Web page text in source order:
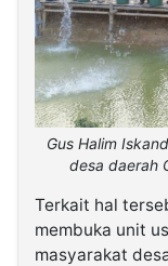
Gus Halim
desa daerah
Terkait hal
membuka unit
masyarakat